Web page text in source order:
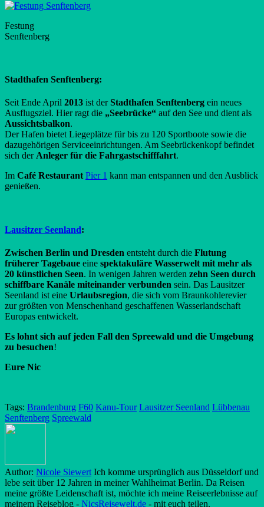
Festung
Senftenberg
Stadthafen Senftenberg:
Seit Ende April 2013 ist derStadthafen Senftenberg ein neues
Ausflugsziel. Hier ragt die „Seebrücke“ auf den See und dient als
Aussichtsbalkon.
Der Hafen bietet Liegeplätze für bis zu 120 Sportboote sowie die
dazugehörigen Serviceeinrichtungen. Am Seebrückenkopf befindet
sich derAnleger für die Fahrgastschifffahrt.
Im Café RestaurantPier 1 kann man entspannen und den Ausblick
genießen.
Lausitzer Seenland:
Zwischen Berlin und Dresden entsteht durch die Flutung
früherer Tagebaue eine spektakuläre Wasserwelt mit mehr als
20 künstlichen Seen. In wenigen Jahren werden zehn Seen durch
schiffbare Kanäle miteinander verbunden sein. Das Lausitzer
Seenland ist eine Urlaubsregion, die sich vom Braunkohlerevier
zur größten von Menschenhand geschaffenen Wasserlandschaft
Europas entwickelt.
Es lohnt sich auf jeden Fall den Spreewald und die Umgebung
zu besuchen!
Eure Nic
Tags: Brandenburg F60 Kanu-Tour Lausitzer Seenland Lübbenau
Senftenberg Spreewald
Author: Nicole Siewert Ich komme ursprünglich aus Düsseldorf und
lebe seit über 12 Jahren in meiner Wahlheimat Berlin. Da Reisen
meine größte Leidenschaft ist, möchte ich meine Reiseerlebnisse auf
meinem Reiseblog - NicsReisewelt.de - mit euch teilen.